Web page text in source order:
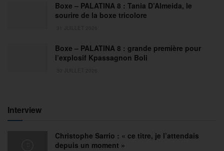
Boxe – PALATINA 8 : Tania D’Almeida, le
sourire de la boxe tricolore
Boxe – PALATINA 8 : grande première pour
l’explosif Kpassagnon Boli
Interview
Christophe Sarrio : « ce titre, je l’attendais
depuis un moment »